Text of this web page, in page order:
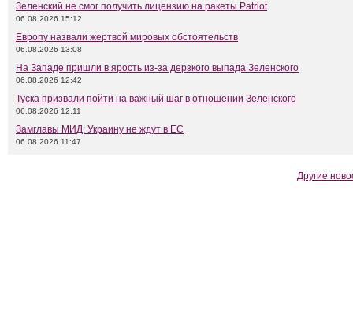
Зеленский не смог получить лицензию на ракеты Patriot
06.08.2026 15:12
Европу назвали жертвой мировых обстоятельств
06.08.2026 13:08
На Западе пришли в ярость из-за дерзкого выпада Зеленского
06.08.2026 12:42
Туска призвали пойти на важный шаг в отношении Зеленского
06.08.2026 12:11
Замглавы МИД: Украину не ждут в ЕС
06.08.2026 11:47
Другие